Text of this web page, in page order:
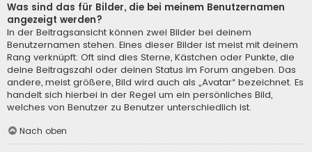
Was sind das für Bilder, die bei meinem Benutzernamen
angezeigt werden?
In der Beitragsansicht können zwei Bilder bei deinem
Benutzernamen stehen. Eines dieser Bilder ist meist mit deinem
Rang verknüpft: Oft sind dies Sterne, Kästchen oder Punkte, die
deine Beitragszahl oder deinen Status im Forum angeben. Das
andere, meist größere, Bild wird auch als „Avatar“ bezeichnet. Es
handelt sich hierbei in der Regel um ein persönliches Bild,
welches von Benutzer zu Benutzer unterschiedlich ist.
Nach oben